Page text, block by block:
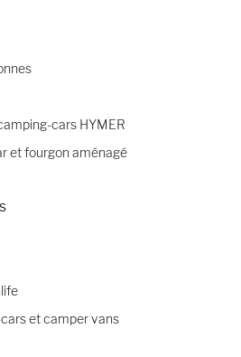
cars HYMER
et fourgon aménagé
et camper vans